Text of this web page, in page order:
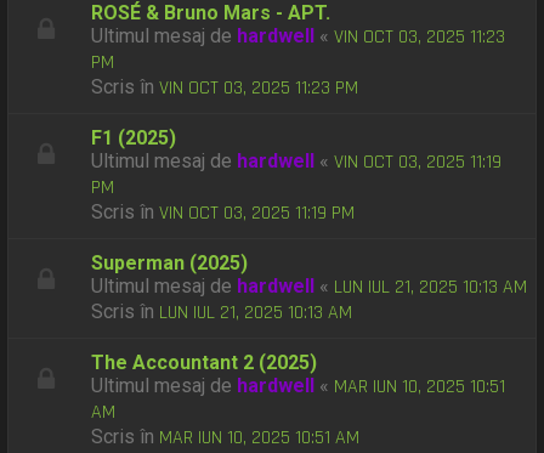
ROSÉ & Bruno Mars - APT.
Ultimul mesaj de hardwell «VIN OCT 03, 2025 11:23
PM
Scris înVIN OCT 03, 2025 11:23 PM
F1 (2025)
Ultimul mesaj de hardwell «VIN OCT 03, 2025 11:19
PM
Scris înVIN OCT 03, 2025 11:19 PM
Superman (2025)
Ultimul mesaj de hardwell « LUN IUL 21, 2025 10:13 AM
Scris în LUN IUL 21, 2025 10:13 AM
The Accountant 2 (2025)
Ultimul mesaj de hardwell « MAR IUN 10, 2025 10:51
AM
Scris în MAR IUN 10, 2025 10:51 AM